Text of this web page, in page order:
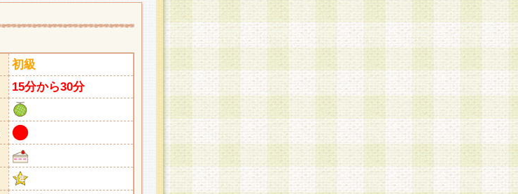
初級
15分から30分